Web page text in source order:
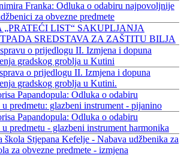
Franka: Odluka o odabiru najpovoljnije
za obvezne predmete
„PRATEĆI LIST“ SAKUPLJANJA
SREDSTAVA ZA ZAŠTITU BILJA
o prijedlogu II. Izmjena i dopuna
gradskog groblja u Kutini
o prijedlogu II. Izmjena i dopuna
gradskog groblja u Kutini.
Papandopula: Odluka o odabiru
predmetu: glazbeni instrument - pijanino
Papandopula: Odluka o odabiru
predmetu - glazbeni instrument harmonika
škola Stjepana Kefelje - Nabava udžbenika za
za obvezne predmete - izmjena